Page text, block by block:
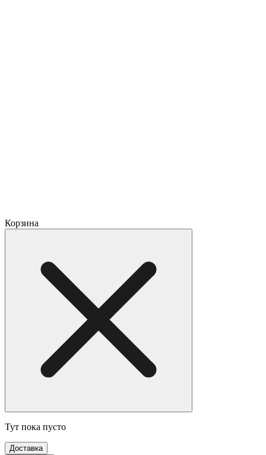
Корзина
Тут пока пусто
Доставка